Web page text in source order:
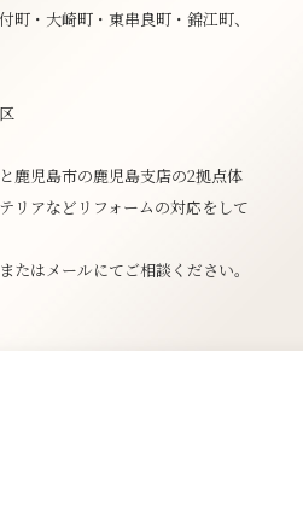
町・大崎町・東串良町・錦江町、
鹿児島市の鹿児島支店の2拠点体
リアなどリフォームの対応をして
たはメールにてご相談ください。